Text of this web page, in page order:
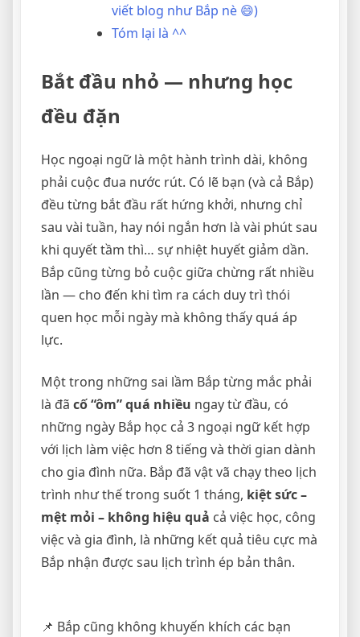
viết blog như Bắp nè 😄)
Tóm lại là ^^
Bắt đầu nhỏ — nhưng học
đều đặn
Học ngoại ngữ là một hành trình dài, không
phải cuộc đua nước rút. Có lẽ bạn (và cả Bắp)
đều từng bắt đầu rất hứng khởi, nhưng chỉ
sau vài tuần, hay nói ngắn hơn là vài phút sau
khi quyết tầm thì… sự nhiệt huyết giảm dần.
Bắp cũng từng bỏ cuộc giữa chừng rất nhiều
lần — cho đến khi tìm ra cách duy trì thói
quen học mỗi ngày mà không thấy quá áp
lực.
Một trong những sai lầm Bắp từng mắc phải
là đã cố “ôm” quá nhiều ngay từ đầu, có
những ngày Bắp học cả 3 ngoại ngữ kết hợp
với lịch làm việc hơn 8 tiếng và thời gian dành
cho gia đình nữa. Bắp đã vật vã chạy theo lịch
trình như thế trong suốt 1 tháng, kiệt sức –
mệt mỏi – không hiệu quả cả việc học, công
việc và gia đình, là những kết quả tiêu cực mà
Bắp nhận được sau lịch trình ép bản thân.
📌 Bắp cũng không khuyến khích các bạn